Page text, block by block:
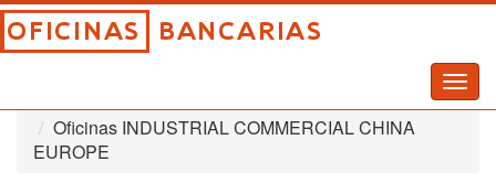
Inicio
Oficinas Bancarias
Oficinas INDUSTRIAL COMMERCIAL CHINA
EUROPE